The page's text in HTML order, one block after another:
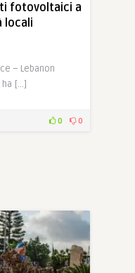
fotovoltaici a
locali
– Lebanon
ha […]
0 0